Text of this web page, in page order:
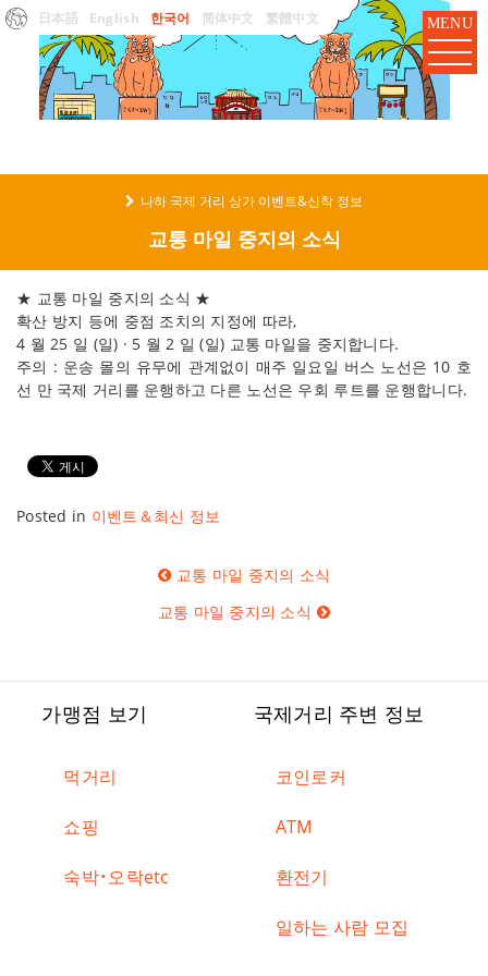
日本語 English 한국어 简体中文 繁體中文 MENU
나하 국제 거리 상가 이벤트&신착 정보
교통 마일 중지의 소식
★ 교통 마일 중지의 소식 ★
확산 방지 등에 중점 조치의 지정에 따라,
4 월 25 일 (일) · 5 월 2 일 (일) 교통 마일을 중지합니다.
주의 : 운송 몰의 유무에 관계없이 매주 일요일 버스 노선은 10 호
선 만 국제 거리를 운행하고 다른 노선은 우회 루트를 운행합니다.
Posted in 이벤트＆최신 정보
교통 마일 중지의 소식
교통 마일 중지의 소식
가맹점 보기
먹거리
쇼핑
숙박・오락etc
국제거리 주변 정보
코인로커
ATM
환전기
일하는 사람 모집